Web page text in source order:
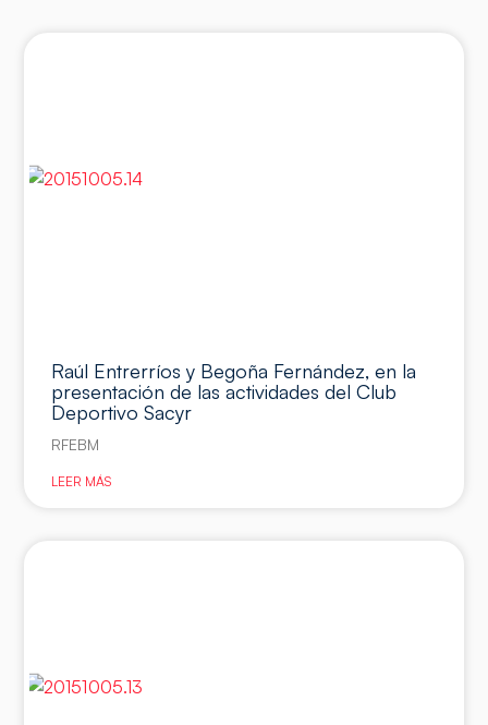
Raúl Entrerríos y Begoña Fernández, en la
presentación de las actividades del Club
Deportivo Sacyr
RFEBM
LEER MÁS